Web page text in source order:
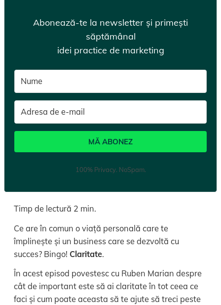
Abonează-te la newsletter și primești
săptămânal
idei practice de marketing
MĂ ABONEZ
100% Privacy. NoSpam.
Timp de lectură 2 min.
Ce are în comun o viață personală care te
împlinește și un business care se dezvoltă cu
succes? Bingo! Claritate.
În acest episod povestesc cu Ruben Marian despre
cât de important este să ai claritate în tot ceea ce
faci și cum poate aceasta să te ajute să treci peste